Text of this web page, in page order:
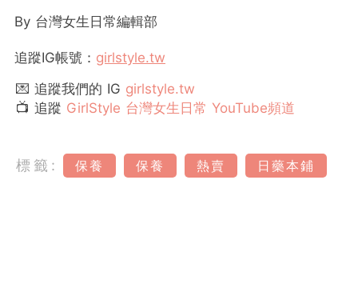
By 台灣女生日常編輯部
追蹤IG帳號： girlstyle.tw
💌 追蹤我們的 IG girlstyle.tw
📺 追蹤 GirlStyle 台灣女生日常 YouTube頻道
標籤: 保養 保養 熱賣 日藥本鋪